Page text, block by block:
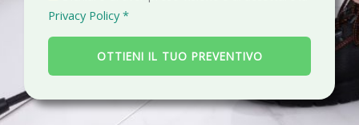
g
i
r
i
a
c
Privacy Policy *
OTTIENI IL TUO PREVENTIVO